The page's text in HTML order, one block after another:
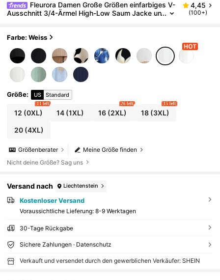
Fleurora Damen Große Größen einfarbiges V-
Ausschnitt 3/4-Ärmel High-Low Saum Jacke un
4,45
(100+)
Farbe: Weiss
Größe: US Standard
12 (0XL)
11 left
14 (1XL) 16(2XL)
26 left
18(3XL)
15 left
20(4XL)
Meine Größe finden
Größenberater
Nicht deine Größe? Sag uns
Versand nach Liechtenstein
Kostenloser Versand
Voraussichtliche Lieferung: 8-9 Werktagen
30-Tage Rückgabe
Sichere Zahlungen · Datenschutz
Verkauft und versendet durch den gewerblichen Verkäufer: SHEIN